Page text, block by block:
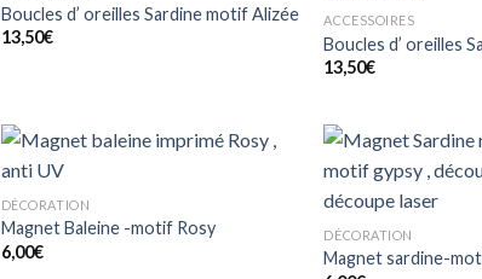
coeur
Boucles d’ oreilles Sardine motif Alizée
13,50€
ACCESSOIRES
Boucles d’ oreilles
13,50€
DÉCORATION
Magnet Baleine -motif Rosy
6,00€
DÉCORATION
Magnet sardine-